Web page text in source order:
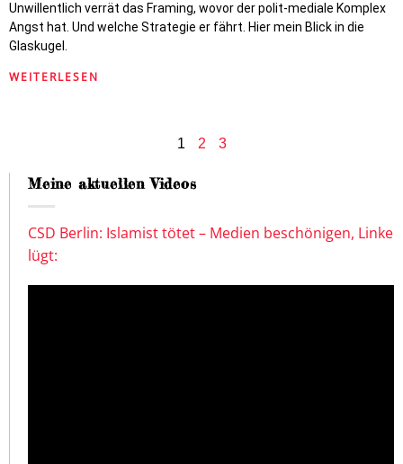
Unwillentlich verrät das Framing, wovor der polit-mediale Komplex
Angst hat. Und welche Strategie er fährt. Hier mein Blick in die
Glaskugel.
WEITERLESEN
1 2 3
Meine aktuellen Videos
CSD Berlin: Islamist tötet – Medien beschönigen, Linke
lügt: